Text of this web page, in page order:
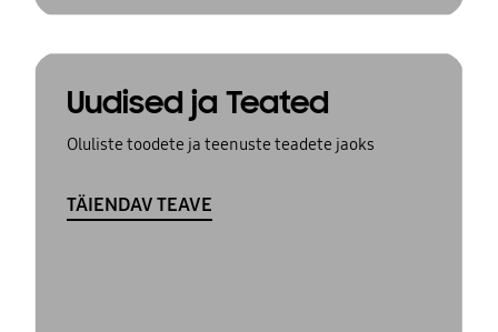
Uudised ja Teated
Oluliste toodete ja teenuste teadete jaoks
TÄIENDAV TEAVE